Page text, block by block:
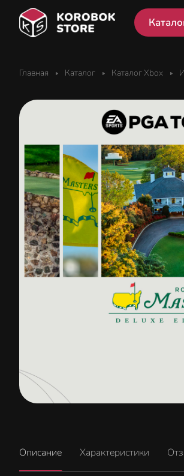
Главная Каталог Каталог Xbox
Описание Характеристики